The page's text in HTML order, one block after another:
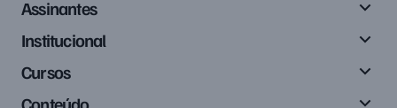
Assinantes
Institucional
Cursos